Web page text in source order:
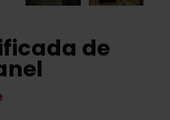
de